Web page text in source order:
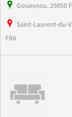
Gouesnou, 29850
Saint-Laurent-du-
FRA